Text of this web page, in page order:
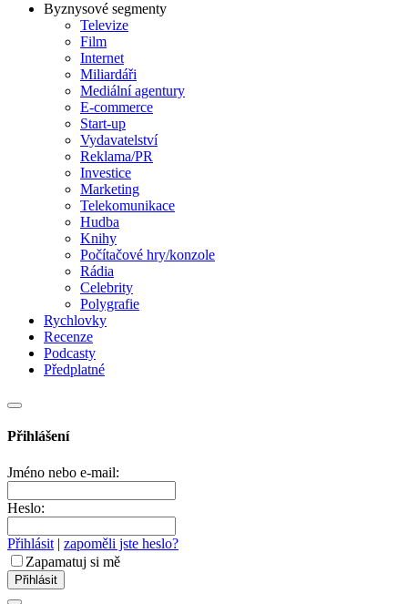
Byznysové segmenty
Televize
Film
Internet
Miliardáři
Mediální agentury
E-commerce
Start-up
Vydavatelství
Reklama/PR
Investice
Marketing
Telekomunikace
Hudba
Knihy
Počítačové hry/konzole
Rádia
Celebrity
Polygrafie
Rychlovky
Recenze
Podcasty
Předplatné
Přihlášení
Jméno nebo e-mail:
Heslo:
Přihlásit | zapoměli jste heslo?
Zapamatuj si mě